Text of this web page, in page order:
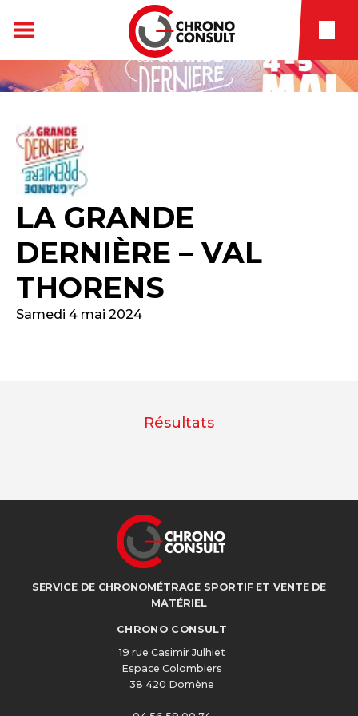
LA GRANDE
DERNIÈRE – VAL
THORENS
Samedi 4 mai 2024
Résultats
SERVICE DE CHRONOMÉTRAGE SPORTIF ET VENTE DE
MATÉRIEL
CHRONO CONSULT
19 rue Casimir Julhiet
Espace Colombiers
38 420 Domène